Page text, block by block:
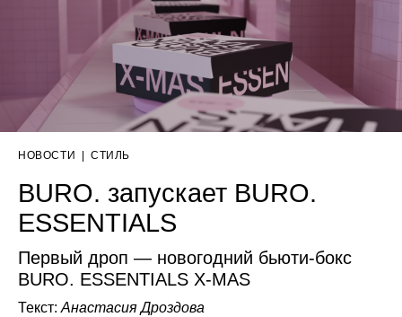
НОВОСТИ СТИЛЬ
BURO. запускает BURO.
ESSENTIALS
Первый дроп — новогодний бьюти-бокс
BURO. ESSENTIALS X-MAS
Текст:Анастасия Дроздова